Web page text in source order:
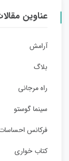
عناوین
آرامش
بلاگ
راه مرجانی
سینما گوستو
فرکانس
کتاب خواری